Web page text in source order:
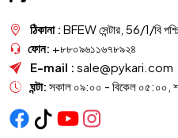
ঠিকানা : BFEW সেন্টার, 56/1/বি
ফোন: +৮৮০৯৬১১৬৭৮৯২৪
E-mail : sale@pykari.com
ঘন্টা: সকাল ০৯:০০ - বিকেল ০৫:০০,